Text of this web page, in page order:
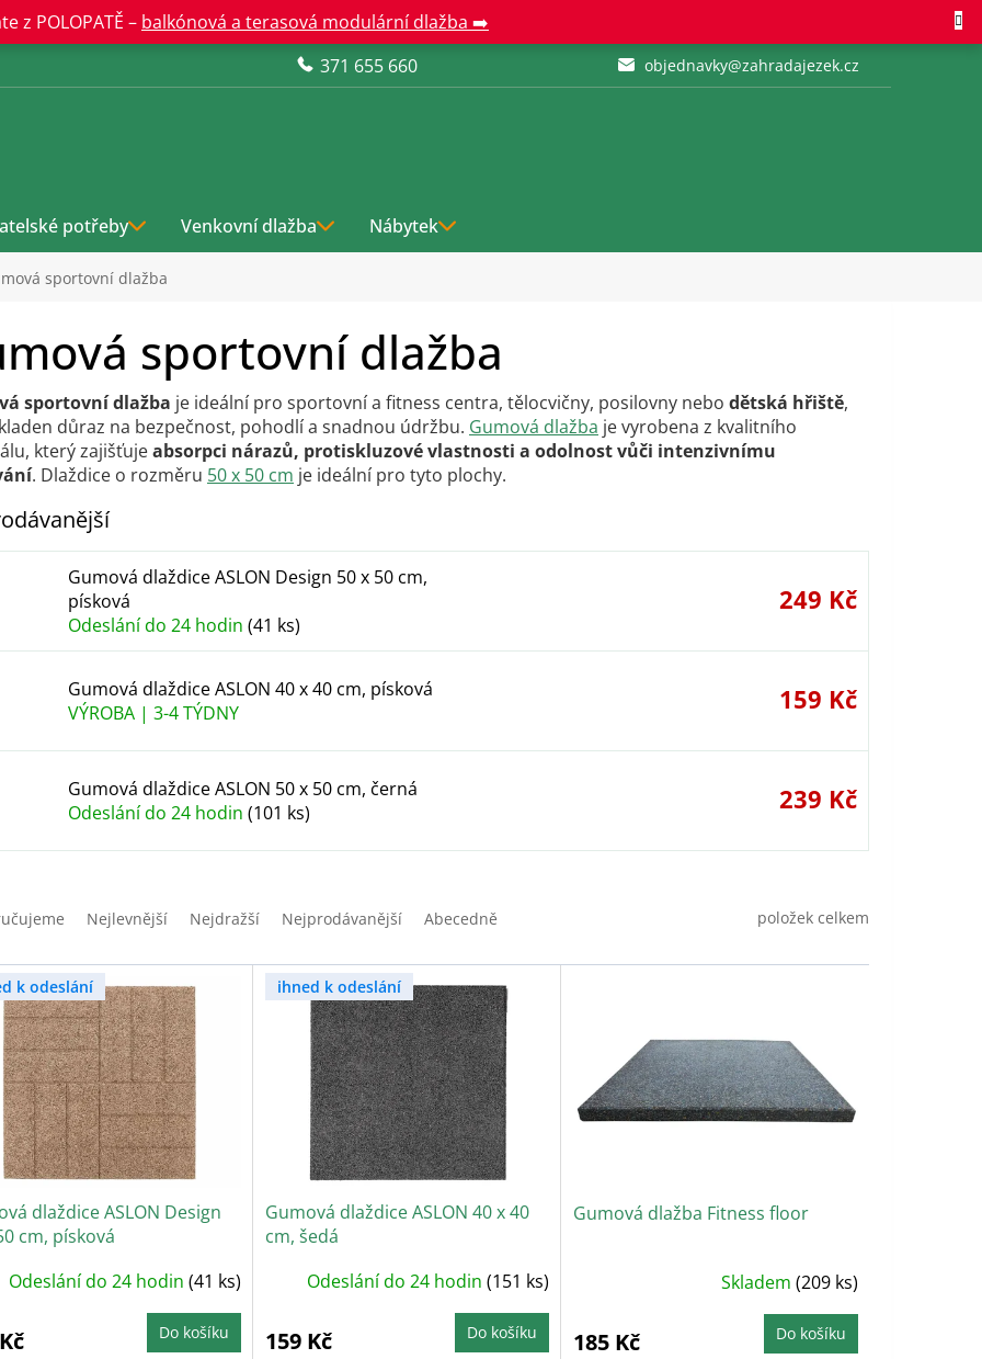
z POLOPATĚ – balkónová a terasová modulární dlažba ➡️
371 655 660
objednavky@zahradajezek.cz
potřeby Venkovní dlažba Nábytek
sportovní dlažba
sportovní dlažba
sportovní dlažba je ideální pro sportovní a fitness centra, tělocvičny, posilovny nebo dětská hřiště,
důraz na bezpečnost, pohodlí a snadnou údržbu. Gumová dlažba je vyrobena z kvalitního
který zajišťujeabsorpci nárazů, protiskluzové vlastnosti a odolnost vůči intenzivnímu
. Dlaždice o rozměru 50 x 50 cm je ideální pro tyto plochy.
Gumová dlaždice ASLON Design 50 x 50 cm,
písková
Odeslání do 24 hodin (41 ks)
249 Kč
Gumová dlaždice ASLON 40 x 40 cm, písková
VÝROBA | 3-4 TÝDNY
159 Kč
Gumová dlaždice ASLON 50 x 50 cm, černá
Odeslání do 24 hodin (101 ks) 239 Kč
Nejlevnější Nejdražší Nejprodávanější Abecedně položek celkem
k odeslání
dlaždice ASLON Design
cm, písková
Odeslání do 24 hodin (41 ks)
Do košíku
ihned k odeslání
Gumová dlaždice ASLON 40 x 40
cm, šedá
Odeslání do 24 hodin (151 ks)
159 Kč Do košíku
Gumová dlažba Fitness floor
Skladem (209 ks)
185 Kč Do košíku